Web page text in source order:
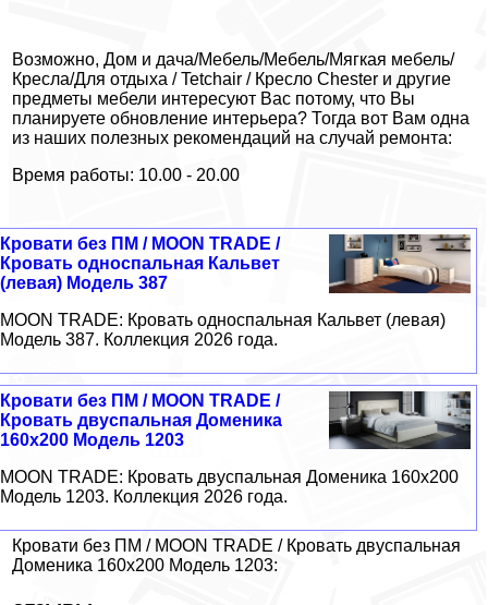
Возможно, Дом и дача/Мебель/Мебель/Мягкая мебель/
Кресла/Для отдыха / Tetchair / Кресло Chester и другие
предметы мебели интересуют Вас потому, что Вы
планируете обновление интерьера? Тогда вот Вам одна
из наших полезных рекомендаций на случай ремонта:
Время работы: 10.00 - 20.00
Кровати без ПМ / MOON TRADE /
Кровать односпальная Кальвет
(левая) Модель 387
MOON TRADE: Кровать односпальная Кальвет (левая)
Модель 387. Коллекция 2026 года.
Кровати без ПМ / MOON TRADE /
Кровать двуспальная Доменика
160х200 Модель 1203
MOON TRADE: Кровать двуспальная Доменика 160х200
Модель 1203. Коллекция 2026 года.
Кровати без ПМ / MOON TRADE / Кровать двуспальная
Доменика 160х200 Модель 1203: